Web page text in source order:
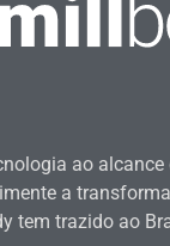
ao alcance
a
tem trazido ao